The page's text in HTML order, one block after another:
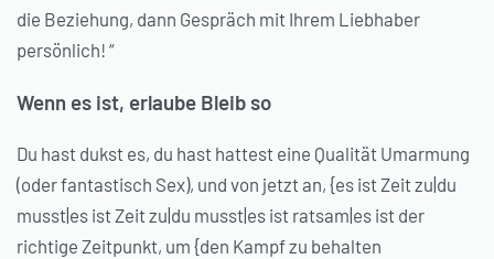
die Beziehung, dann Gespräch mit Ihrem Liebhaber
persönlich! “
Wenn es ist, erlaube Bleib so
Du hast dukst es, du hast hattest eine Qualität Umarmung
(oder fantastisch Sex), und von jetzt an, {es ist Zeit zu|du
musst|es ist Zeit zu|du musst|es ist ratsam|es ist der
richtige Zeitpunkt, um {den Kampf zu behalten